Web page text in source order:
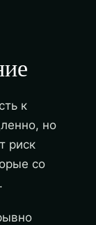
к
но
риск
со